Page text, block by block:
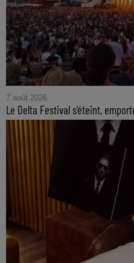
7 août 2026
Le Delta Festival s'éteint,